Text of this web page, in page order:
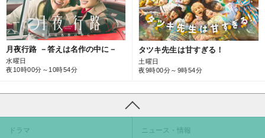
月夜行路 －答えは名作の中に－
水曜日
夜10時00分～10時54分
タツキ先生は甘すぎる！
土曜日
夜9時00分～9時54分
ドラマ ニュース・情報